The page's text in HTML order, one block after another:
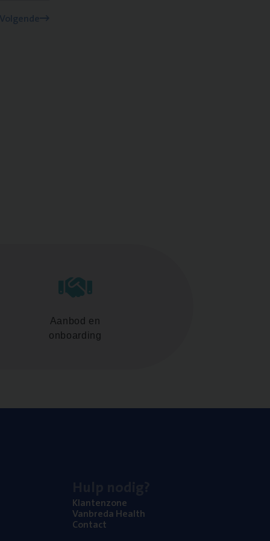
Aanbod en
onboarding
Klan­ten­zo­ne
Van­b­re­da Health
Con­tact